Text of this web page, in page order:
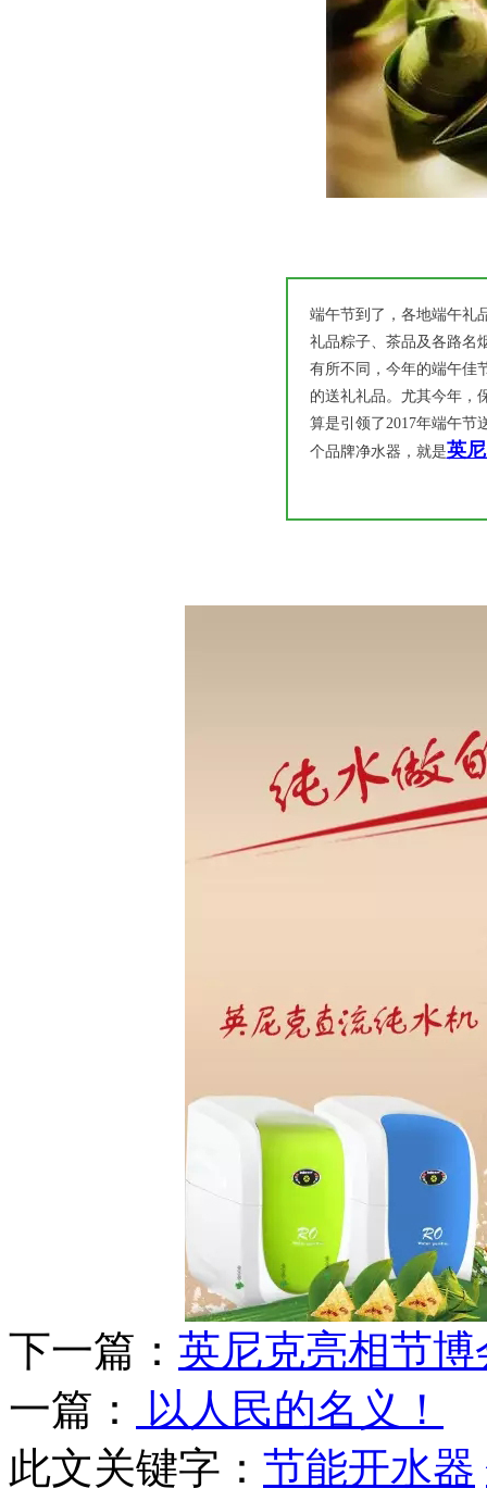
端午节到了，各地端午礼
礼品粽子、茶品及各路名
有所不同，今年的端午佳
的送礼礼品。尤其今年，
算是引领了2017年端午节
个品牌净水器，就是英
下一篇： 英尼克亮相节
一篇：
以人民的名义！
此文关键字： 节能开水器